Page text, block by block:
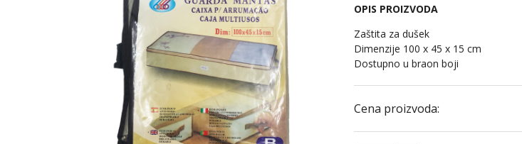
OPIS PROIZVODA
Zaštita za dušek
Dimenzije 100 x 45 x 15 cm
Dostupno u braon boji
Cena proizvoda: